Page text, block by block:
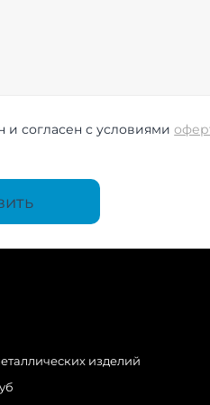
и согласен с условиями
изделий